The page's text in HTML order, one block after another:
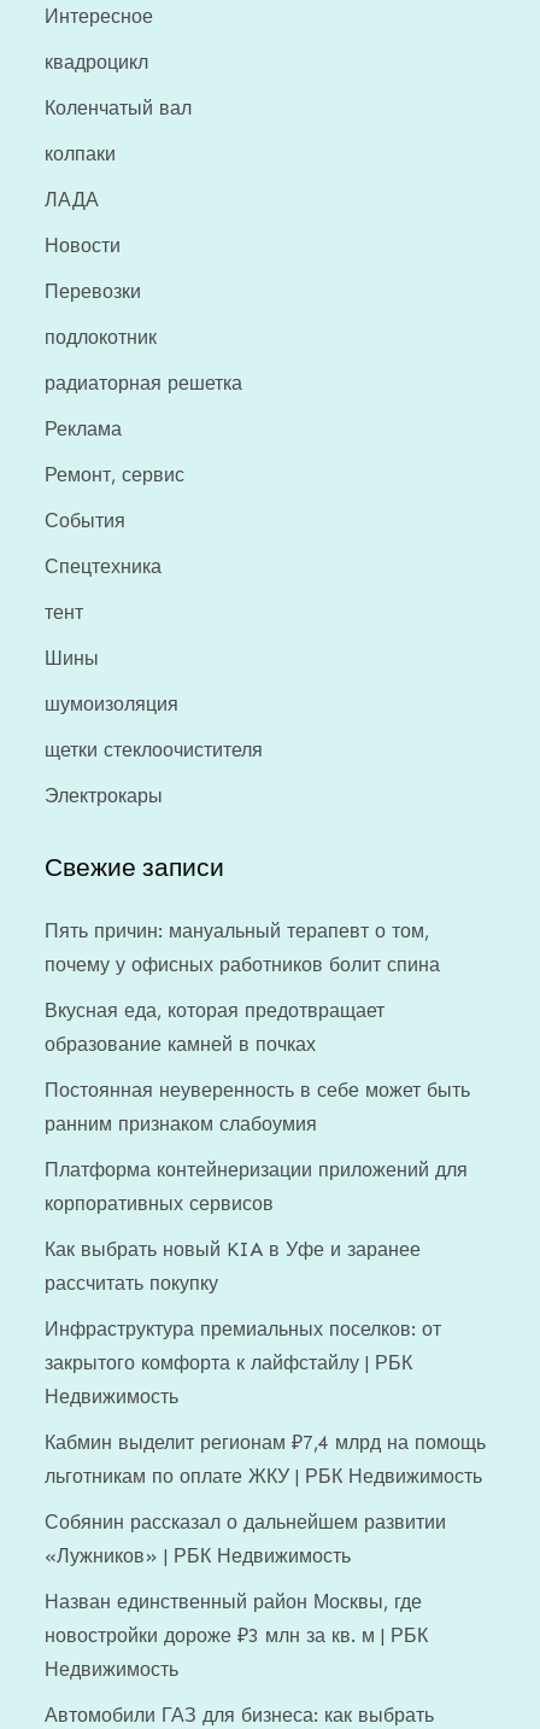
Интересное
квадроцикл
Коленчатый вал
колпаки
ЛАДА
Новости
Перевозки
подлокотник
радиаторная решетка
Реклама
Ремонт, сервис
События
Спецтехника
тент
Шины
шумоизоляция
щетки стеклоочистителя
Электрокары
Свежие записи
Пять причин: мануальный терапевт о том,
почему у офисных работников болит спина
Вкусная еда, которая предотвращает
образование камней в почках
Постоянная неуверенность в себе может быть
ранним признаком слабоумия
Платформа контейнеризации приложений для
корпоративных сервисов
Как выбрать новый KIA в Уфе и заранее
рассчитать покупку
Инфраструктура премиальных поселков: от
закрытого комфорта к лайфстайлу | РБК
Недвижимость
Кабмин выделит регионам ₽7,4 млрд на помощь
льготникам по оплате ЖКУ | РБК Недвижимость
Собянин рассказал о дальнейшем развитии
«Лужников» | РБК Недвижимость
Назван единственный район Москвы, где
новостройки дороже ₽3 млн за кв. м | РБК
Недвижимость
Автомобили ГАЗ для бизнеса: как выбрать